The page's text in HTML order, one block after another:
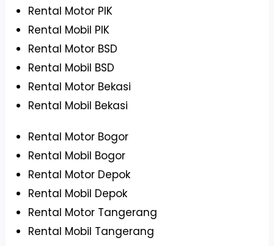
Rental Motor PIK
Rental Mobil PIK
Rental Motor BSD
Rental Mobil BSD
Rental Motor Bekasi
Rental Mobil Bekasi
Rental Motor Bogor
Rental Mobil Bogor
Rental Motor Depok
Rental Mobil Depok
Rental Motor Tangerang
Rental Mobil Tangerang